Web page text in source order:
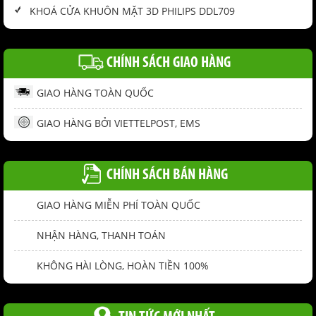
KHOÁ CỬA KHUÔN MẶT 3D PHILIPS DDL709
CHÍNH SÁCH GIAO HÀNG
GIAO HÀNG TOÀN QUỐC
GIAO HÀNG BỞI VIETTELPOST, EMS
CHÍNH SÁCH BÁN HÀNG
GIAO HÀNG MIỄN PHÍ TOÀN QUỐC
NHẬN HÀNG, THANH TOÁN
KHÔNG HÀI LÒNG, HOÀN TIỀN 100%